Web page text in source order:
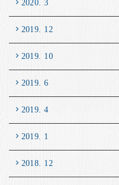
2020. 3
2019. 12
2019. 10
2019. 6
2019. 4
2019. 1
2018. 12